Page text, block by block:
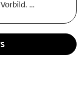
…